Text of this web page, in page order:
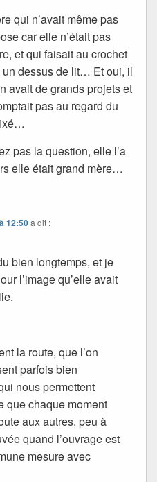
qui n’avait même pas
car elle n’était pas
et qui faisait au crochet
un dessus de lit… Et oui, il
avait de grands projets et
pas au regard du
pas la question, elle l’a
elle était grand mère…
12:50a dit :
bien longtemps, et je
l’image qu’elle avait
la route, que l’on
parfois bien
nous permettent
que chaque moment
aux autres, peu à
quand l’ouvrage est
mesure avec